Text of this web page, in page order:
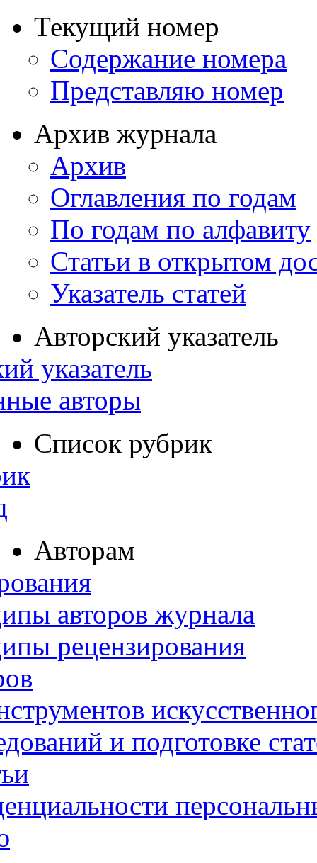
Текущий номер
Содержание номера
Представляю номер
Архив журнала
Архив
Оглавления по годам
По годам по алфавиту
Статьи в открытом
Указатель статей
Авторский указатель
указатель
авторы
Список рубрик
Авторам
авторов журнала
рецензирования
и подготовке